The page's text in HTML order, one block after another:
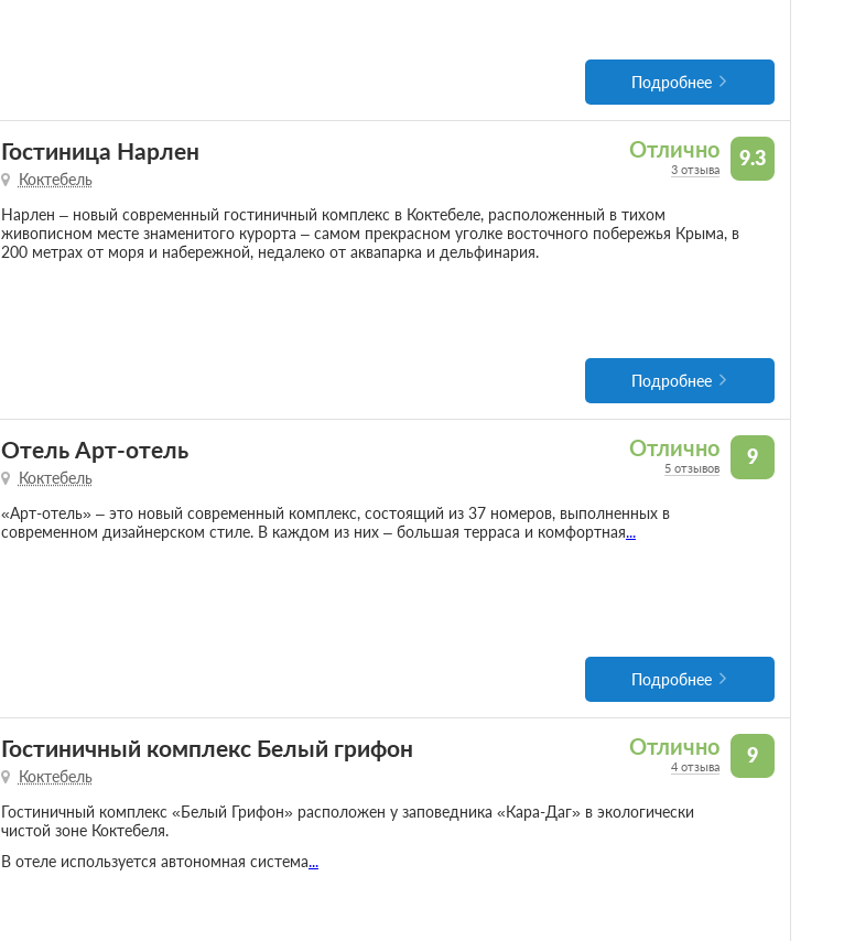
Подробнее
9.3
Отлично
3 отзыва
Гостиница Нарлен
Коктебель
Нарлен – новый современный гостиничный комплекс в Коктебеле, расположенный в тихом
живописном месте знаменитого курорта – самом прекрасном уголке восточного побережья Крыма, в
200 метрах от моря и набережной, недалеко от аквапарка и дельфинария.
Подробнее
9
Отлично
5 отзывов
Отель Арт-отель
Коктебель
«Арт-отель» – это новый современный комплекс, состоящий из 37 номеров, выполненных в
современном дизайнерском стиле. В каждом из них – большая терраса и комфортная...
Подробнее
9
Отлично
4 отзыва
Гостиничный комплекс Белый грифон
Коктебель
Гостиничный комплекс «Белый Грифон» расположен у заповедника «Кара-Даг» в экологически
чистой зоне Коктебеля.
В отеле используется автономная система...